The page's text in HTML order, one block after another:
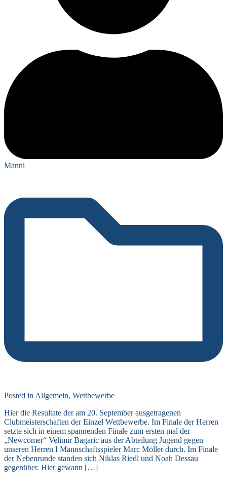
Manni
Posted in Allgemein, Wettbewerbe
Hier die Resultate der am 20. September ausgetragenen
Clubmeisterschaften der Einzel Wettbewerbe. Im Finale der Herren
setzte sich in einem spannenden Finale zum ersten mal der
„Newcomer“ Velimir Bagaric aus der Abteilung Jugend gegen
unseren Herren I Mannschaftsspieler Marc Möller durch. Im Finale
der Nebenrunde standen sich Niklas Riedl und Noah Dessau
gegenüber. Hier gewann […]